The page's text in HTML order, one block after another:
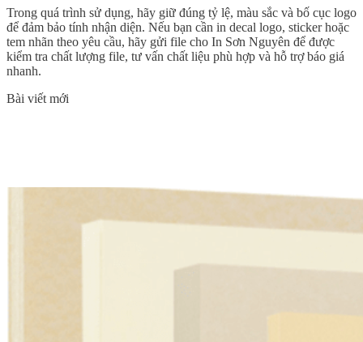
Trong quá trình sử dụng, hãy giữ đúng tỷ lệ, màu sắc và bố cục logo
để đảm bảo tính nhận diện. Nếu bạn cần in decal logo, sticker hoặc
tem nhãn theo yêu cầu, hãy gửi file cho In Sơn Nguyên để được
kiểm tra chất lượng file, tư vấn chất liệu phù hợp và hỗ trợ báo giá
nhanh.
Bài viết mới